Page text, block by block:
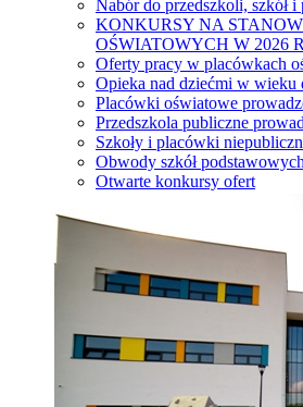
Nabór do przedszkoli, szkół
KONKURSY NA
OŚWIATOWYCH W 2026
Oferty pracy w placówkach
Opieka nad dziećmi w wieku
Placówki oświatowe
Przedszkola publiczne
Szkoły i placówki
Obwody szkół podstawowych
Otwarte konkursy ofert